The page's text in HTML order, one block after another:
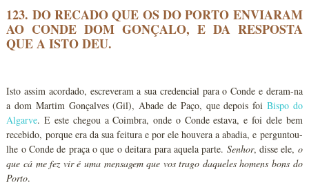
123. DO RECADO QUE OS DO PORTO ENVIARAM
AO CONDE DOM GONÇALO, E DA RESPOSTA
QUE A ISTO DEU.
Isto assim acordado, escreveram a sua credencial para o Conde e deram-na
a dom Martim Gonçalves (Gil), Abade de Paço, que depois foi Bispo do
Algarve. E este chegou a Coimbra, onde o Conde estava, e foi dele bem
recebido, porque era da sua feitura e por ele houvera a abadia, e perguntou-
lhe o Conde de praça o que o deitara para aquela parte. Senhor, disse ele, o
que cá me fez vir é uma mensagem que vos trago daqueles homens bons do
Porto.